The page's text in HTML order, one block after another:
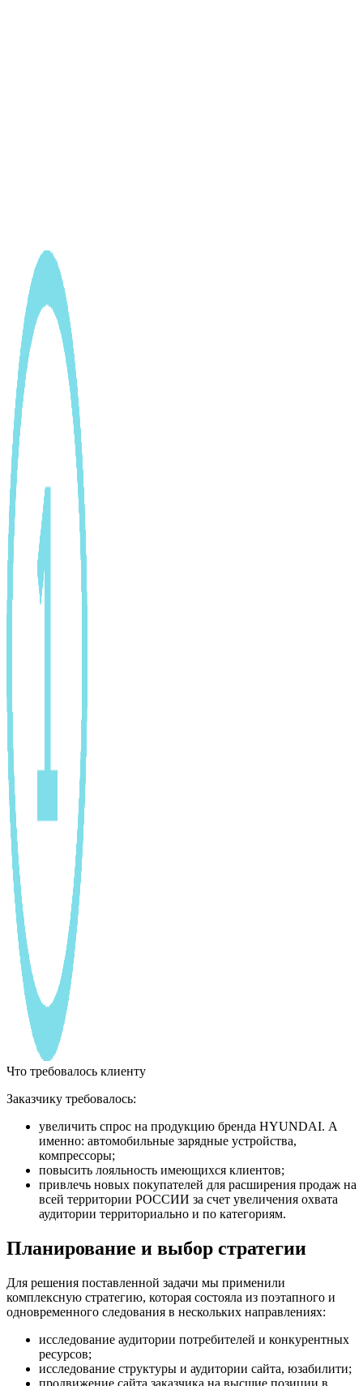
Что требовалось клиенту
Заказчику требовалось:
увеличить спрос на продукцию бренда HYUNDAI. А
именно: автомобильные зарядные устройства,
компрессоры;
повысить лояльность имеющихся клиентов;
привлечь новых покупателей для расширения продаж на
всей территории РОССИИ за счет увеличения охвата
аудитории территориально и по категориям.
Планирование и выбор стратегии
Для решения поставленной задачи мы применили
комплексную стратегию, которая состояла из поэтапного и
одновременного следования в нескольких направлениях:
исследование аудитории потребителей и конкурентных
ресурсов;
исследование структуры и аудитории сайта, юзабилити;
продвижение сайта заказчика на высшие позиции в